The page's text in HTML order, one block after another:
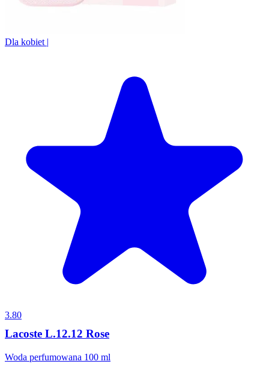
Dla kobiet |
3.80
Lacoste L.12.12 Rose
Woda perfumowana 100 ml